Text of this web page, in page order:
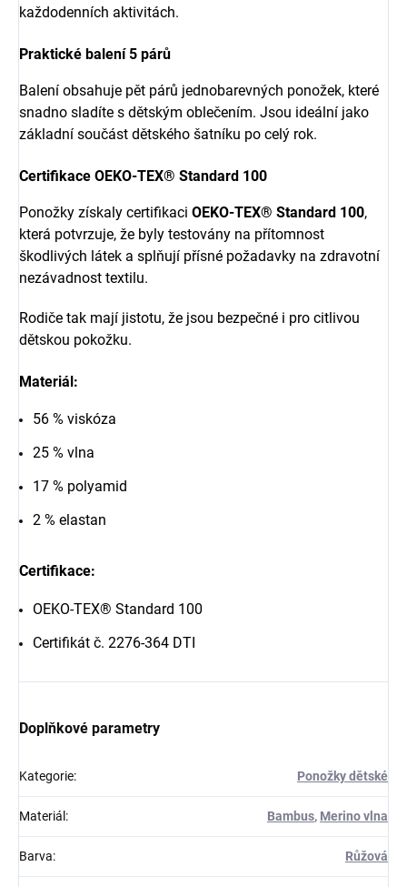
každodenních aktivitách.
Praktické balení 5 párů
Balení obsahuje pět párů jednobarevných ponožek, které
snadno sladíte s dětským oblečením. Jsou ideální jako
základní součást dětského šatníku po celý rok.
Certifikace OEKO-TEX® Standard 100
Ponožky získaly certifikaci OEKO-TEX® Standard 100,
která potvrzuje, že byly testovány na přítomnost
škodlivých látek a splňují přísné požadavky na zdravotní
nezávadnost textilu.
Rodiče tak mají jistotu, že jsou bezpečné i pro citlivou
dětskou pokožku.
Materiál:
56 % viskóza
25 % vlna
17 % polyamid
2 % elastan
Certifikace:
OEKO-TEX® Standard 100
Certifikát č. 2276-364 DTI
Doplňkové parametry
Kategorie: Ponožky dětské
Materiál: Bambus, Merino vlna
Barva: Růžová